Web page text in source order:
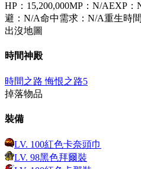
HP ： 15,200,000MP ： N/AEXP ：
避 ： N/A命中需求 ： N/A重生時間
出沒地圖
時間神殿
時間之路 悔恨之路5
掉落物品
裝備
LV. 100紅色卡奈頭巾
LV. 98黑色拜爾裝